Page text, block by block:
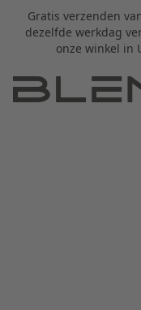
Gratis verzenden
dezelfde werkdag
onze winkel in